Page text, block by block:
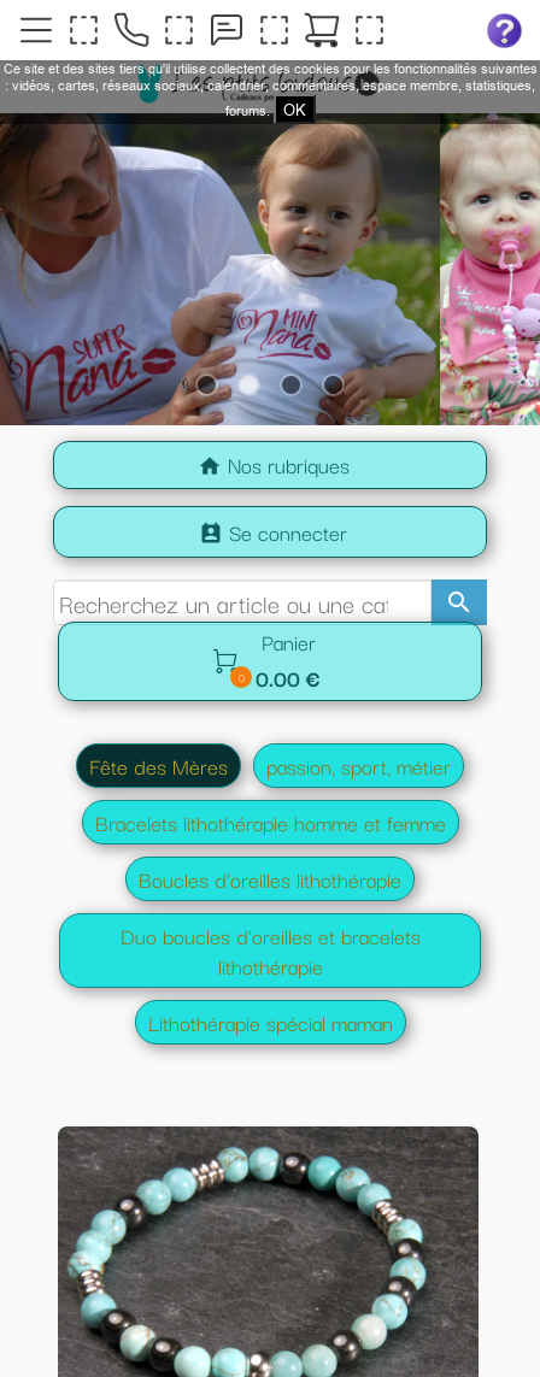
home Nos rubriques
search
perm_contact_calendar Se connecter

0
Panier
0.00 €
Fête des Mères
passion, sport, métier
Bracelets lithothérapie homme et femme
Boucles d'oreilles lithothérapie
Duo boucles d'oreilles et bracelets
lithothérapie
Lithothérapie spécial maman
Ce site et des sites tiers qu'il utilise collectent des cookies pour les fonctionnalités suivantes
: vidéos, cartes, réseaux sociaux, calendrier, commentaires, espace membre, statistiques,
forums.
OK